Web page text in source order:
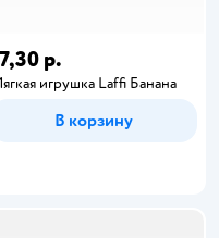
р.
игрушка Laffi Банана
В корзину